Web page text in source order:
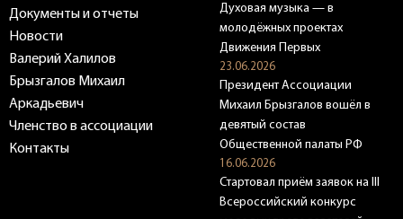
Документы и отчеты
Новости
Валерий Халилов
Брызгалов Михаил
Аркадьевич
Членство в ассоциации
Контакты
Духовая музыка — в
молодёжных проектах
Движения Первых
23.06.2026
Президент Ассоциации
Михаил Брызгалов вошёл в
девятый состав
Общественной палаты РФ
16.06.2026
Стартовал приём заявок на III
Всероссийский конкурс